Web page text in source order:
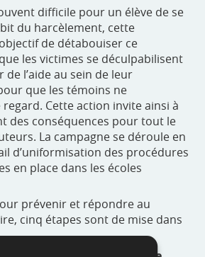
difficile pour un élève de se
du harcèlement, cette
de détabouiser ce
les victimes se déculpabilisent
l’aide au sein de leur
que les témoins ne
Cette action invite ainsi à
des conséquences pour tout le
La campagne se déroule en
d’uniformisation des procédures
en place dans les écoles
prévenir et répondre au
cinq étapes sont de mise dans